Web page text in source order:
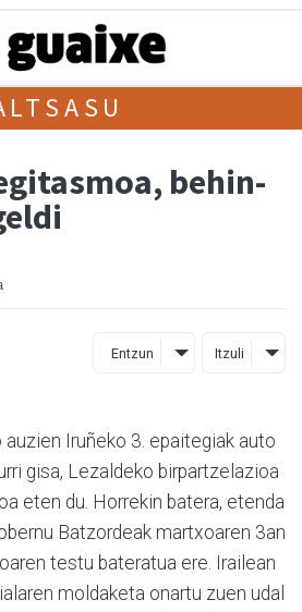
behin-
Entzun Itzuli
Iruñeko 3. epaitegiak auto
gisa, Lezaldeko birpartzelazioa
eten du. Horrekin batera, etenda
Batzordeak martxoaren 3an
testu bateratua ere. Irailean
moldaketa onartu zuen udal